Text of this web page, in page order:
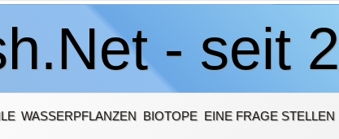
- seit
WASSERPFLANZEN BIOTOPE EINE FRAGE STELLEN